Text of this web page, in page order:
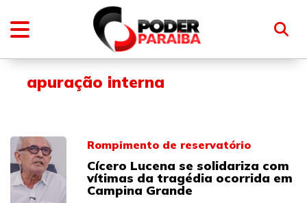
apuração interna
Rompimento de reservatório
Cícero Lucena se solidariza com
vítimas da tragédia ocorrida em
Campina Grande